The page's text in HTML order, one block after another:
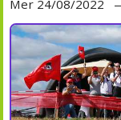
Mer 24/08/2022